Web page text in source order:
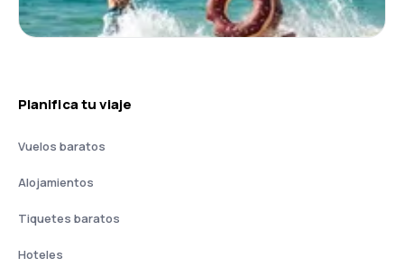
Planifica tu viaje
Vuelos baratos
Alojamientos
Tiquetes baratos
Hoteles